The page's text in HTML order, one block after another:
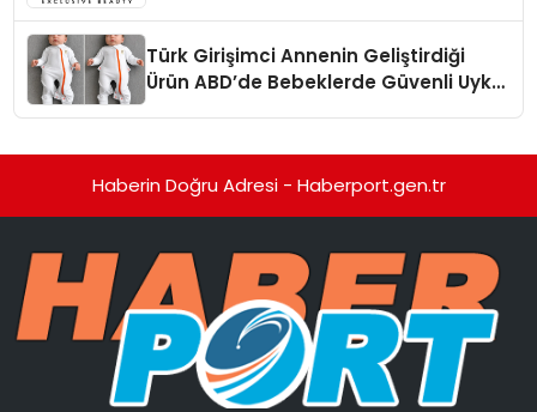
Türk Girişimci Annenin Geliştirdiği
Ürün ABD’de Bebeklerde Güvenli Uyku
Haberin Doğru Adresi - Haberport.gen.tr